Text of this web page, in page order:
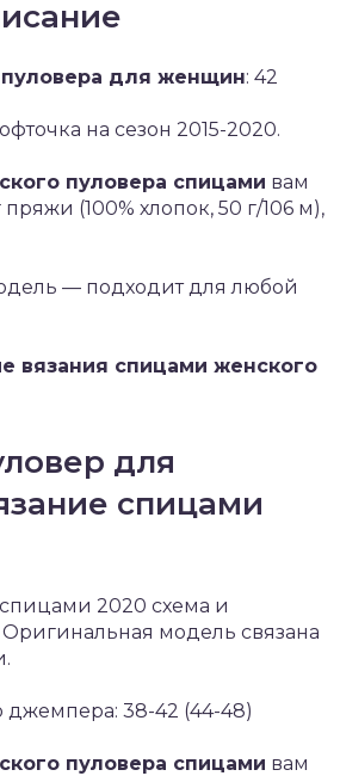
пуловера для женщин: 42
на сезон 2015-2020.
пуловера спицами вам
пряжи (100% хлопок, 50 г/106 м),
— подходит для любой
вязания спицами женского
для
спицами
2020 схема и
модель связана
джемпера: 38-42 (44-48)
пуловера спицами вам